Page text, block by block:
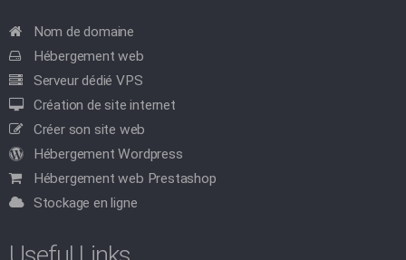
Nom de domaine
Hébergement web
Serveur dédié VPS
Création de site internet
Créer son site web
Hébergement Wordpress
Hébergement web Prestashop
Stockage en ligne